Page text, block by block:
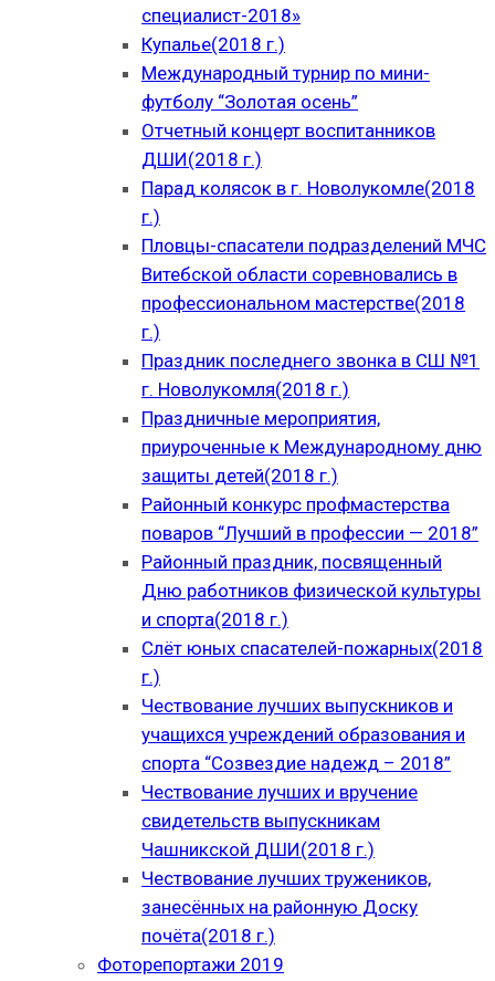
специалист-2018»
Купалье(2018 г.)
Международный турнир по мини-
футболу “Золотая осень”
Отчетный концерт воспитанников
ДШИ(2018 г.)
Парад колясок в г. Новолукомле(2018
г.)
Пловцы-спасатели подразделений МЧС
Витебской области соревновались в
профессиональном мастерстве(2018
г.)
Праздник последнего звонка в СШ №1
г. Новолукомля(2018 г.)
Праздничные мероприятия,
приуроченные к Международному дню
защиты детей(2018 г.)
Районный конкурс профмастерства
поваров “Лучший в профессии — 2018”
Районный праздник, посвященный
Дню работников физической культуры
и спорта(2018 г.)
Слёт юных спасателей-пожарных(2018
г.)
Чествование лучших выпускников и
учащихся учреждений образования и
спорта “Созвездие надежд – 2018”
Чествование лучших и вручение
свидетельств выпускникам
Чашникской ДШИ(2018 г.)
Чествование лучших тружеников,
занесённых на районную Доску
почёта(2018 г.)
Фоторепортажи 2019